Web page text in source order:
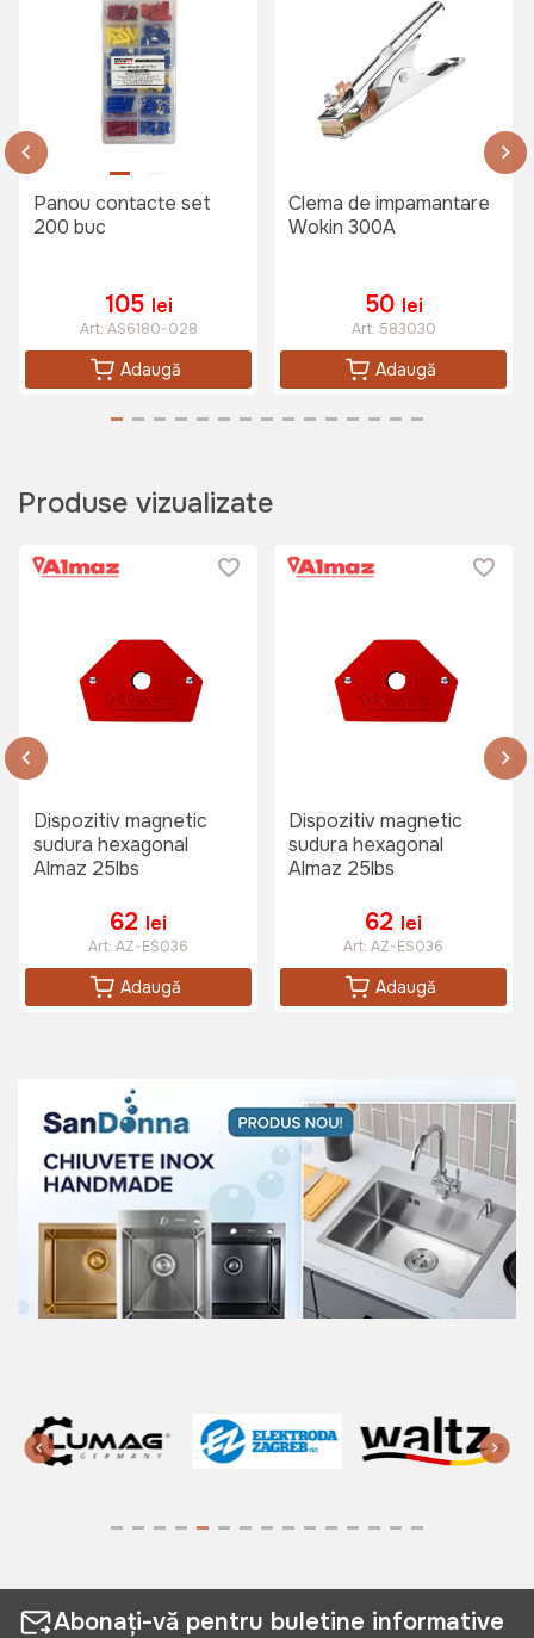
Panou contacte set
200 buc
105 lei
Art: AS6180-028
Adaugă
Clema de impamantare
Wokin 300A
50 lei
Art: 583030
Adaugă
Produse vizualizate
Dispozitiv magnetic
sudura hexagonal
Almaz 25lbs
62 lei
Art: AZ-ES036
Adaugă
Dispozitiv magnetic
sudura hexagonal
Almaz 25lbs
62 lei
Art: AZ-ES036
Adaugă
Abonați-vă pentru buletine informative